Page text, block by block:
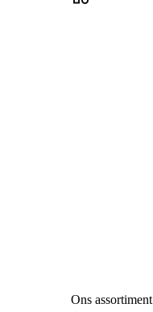
Ons assortiment